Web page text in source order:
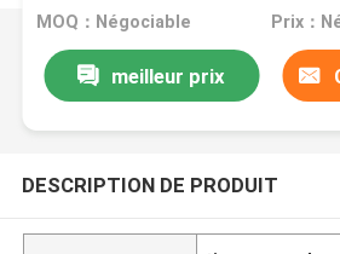
MOQ：Négociable Prix：
meilleur prix
DESCRIPTION DE PRODUIT